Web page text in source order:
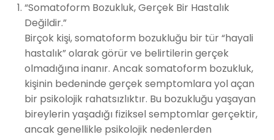
“Somatoform Bozukluk, Gerçek Bir Hastalık
Değildir.”
Birçok kişi, somatoform bozukluğu bir tür “hayali
hastalık” olarak görür ve belirtilerin gerçek
olmadığına inanır. Ancak somatoform bozukluk,
kişinin bedeninde gerçek semptomlara yol açan
bir psikolojik rahatsızlıktır. Bu bozukluğu yaşayan
bireylerin yaşadığı fiziksel semptomlar gerçektir,
ancak genellikle psikolojik nedenlerden